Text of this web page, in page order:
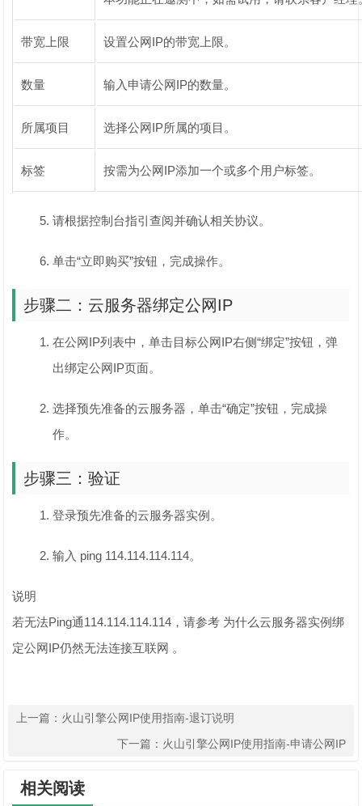
带宽上限 设置公网IP的带宽上限。
数量 输入申请公网IP的数量。
所属项目 选择公网IP所属的项目。
标签 按需为公网IP添加一个或多个用户标签。
请根据控制台指引查阅并确认相关协议。
单击“立即购买”按钮，完成操作。
步骤二：云服务器绑定公网IP
在公网IP列表中，单击目标公网IP右侧“绑定”按钮，弹
出绑定公网IP页面。
选择预先准备的云服务器，单击“确定”按钮，完成操
作。
步骤三：验证
登录预先准备的云服务器实例。
输入 ping 114.114.114.114。
说明
若无法Ping通114.114.114.114，请参考 为什么云服务器实例绑
定公网IP仍然无法连接互联网 。
上一篇： 火山引擎公网IP使用指南-退订说明
下一篇： 火山引擎公网IP使用指南-申请公网IP
相关阅读